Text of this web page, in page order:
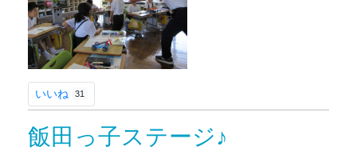
いいね 31
飯田っ子ステージ♪